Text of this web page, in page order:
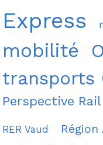
Express
mobilité
transports
Perspective
RER Vaud Région